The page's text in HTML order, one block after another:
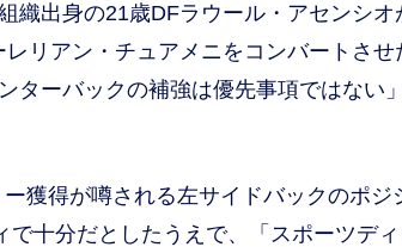
織出身の21歳DFラウール・アセンシオ
リアン・チュアメニをコンバートさせ
ーバックの補強は優先事項ではない」
獲得が噂される左サイドバックのポジ
十分だとしたうえで、「スポーツディ